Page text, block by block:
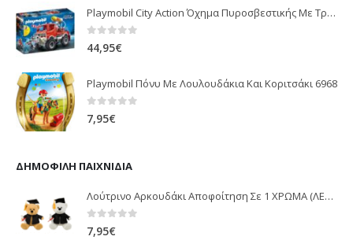
Playmobil City Action Όχημα Πυροσβεστικής Με Τροχαλία Ρυμούλκησης 9466
0 out of 5
44,95€
Playmobil Πόνυ Με Λουλουδάκια Και Κοριτσάκι 6968
0out of 5
7,95€
ΔΗΜΟΦΙΛΉ ΠΑΙΧΝΊΔΙΑ
Λούτρινο Αρκουδάκι Αποφοίτηση Σε 1 ΧΡΩΜΑ (ΛΕΥΚΟ)25Εκ 1850
0out of 5
7,95€